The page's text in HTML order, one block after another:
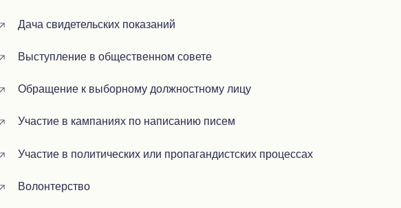
Дача свидетельских показаний
Выступление в общественном совете
Обращение к выборному должностному лицу
Участие в кампаниях по написанию писем
Участие в политических или пропагандистских процессах
Волонтерство